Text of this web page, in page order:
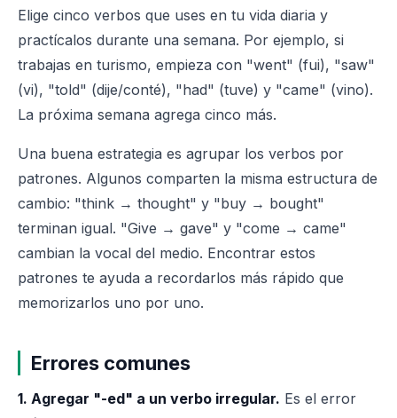
Elige cinco verbos que uses en tu vida diaria y
practícalos durante una semana. Por ejemplo, si
trabajas en turismo, empieza con "went" (fui), "saw"
(vi), "told" (dije/conté), "had" (tuve) y "came" (vino).
La próxima semana agrega cinco más.
Una buena estrategia es agrupar los verbos por
patrones. Algunos comparten la misma estructura de
cambio: "think → thought" y "buy → bought"
terminan igual. "Give → gave" y "come → came"
cambian la vocal del medio. Encontrar estos
patrones te ayuda a recordarlos más rápido que
memorizarlos uno por uno.
Errores comunes
1. Agregar "-ed" a un verbo irregular. Es el error